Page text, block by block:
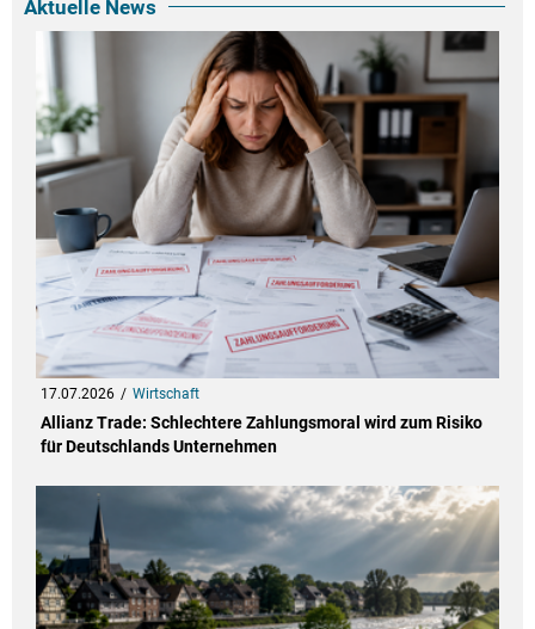
Aktuelle News
17.07.2026 Wirtschaft
Allianz Trade: Schlechtere Zahlungsmoral wird zum Risiko
für Deutschlands Unternehmen